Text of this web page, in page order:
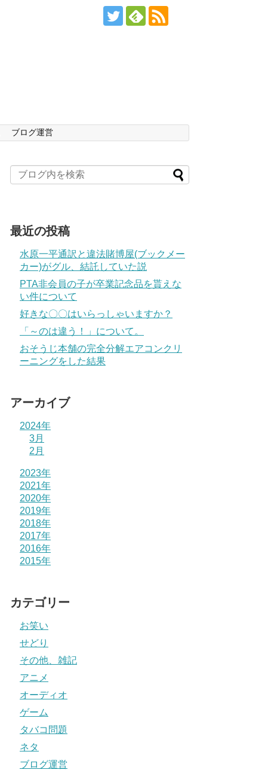
ブログ運営
最近の投稿
水原一平通訳と違法賭博屋(ブックメー
カー)がグル、結託していた説
PTA非会員の子が卒業記念品を貰えな
い件について
好きな〇〇はいらっしゃいますか？
「～のは違う！」について。
おそうじ本舗の完全分解エアコンクリ
ーニングをした結果
アーカイブ
2024年
3月
2月
2023年
2021年
2020年
2019年
2018年
2017年
2016年
2015年
カテゴリー
お笑い
せどり
その他、雑記
アニメ
オーディオ
ゲーム
タバコ問題
ネタ
ブログ運営